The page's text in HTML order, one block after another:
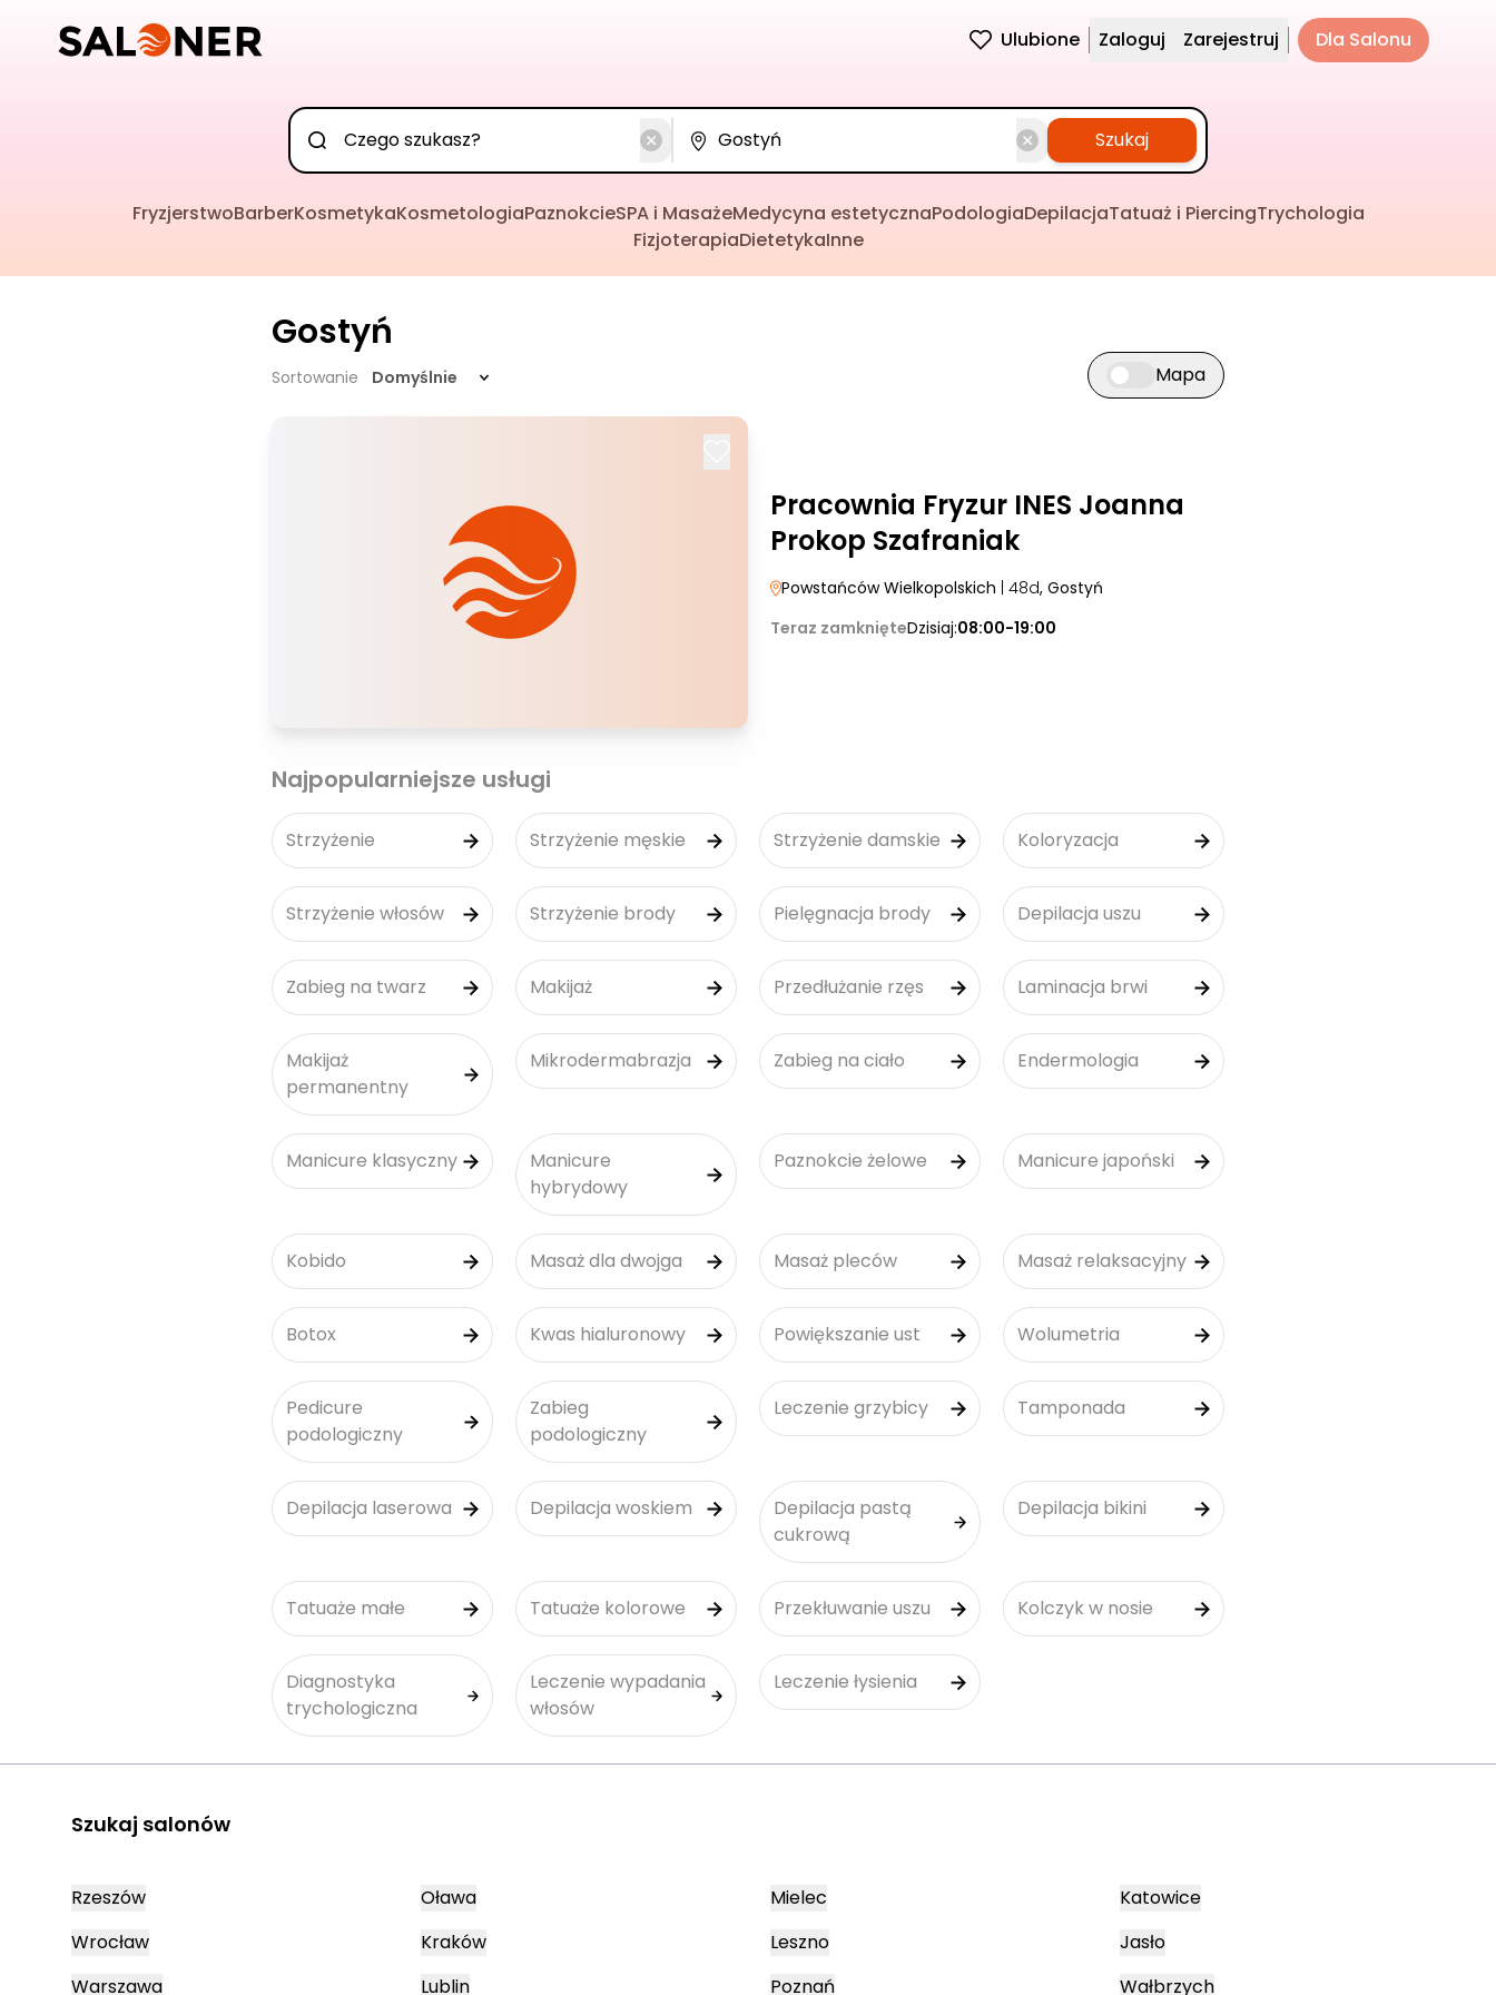
Ulubione Zaloguj Zarejestruj Dla Salonu
Szukaj
FryzjerstwoBarberKosmetykaKosmetologiaPaznokcieSPA i MasażeMedycyna estetycznaPodologiaDepilacjaTatuaż i PiercingTrychologia
FizjoterapiaDietetykaInne
Gostyń
Sortowanie Domyślnie Przełącz widok mapy
Mapa
Pracownia Fryzur INES Joanna
Prokop Szafraniak
Powstańców Wielkopolskich | 48d, Gostyń
Teraz zamknięteDzisiaj:08:00-19:00
Najpopularniejsze usługi
Strzyżenie Strzyżenie męskie Strzyżenie damskie Koloryzacja
Strzyżenie włosów Strzyżenie brody Pielęgnacja brody Depilacja uszu
Zabieg na twarz Makijaż Przedłużanie rzęs Laminacja brwi
Makijaż
permanentny
Mikrodermabrazja Zabieg na ciało Endermologia
Manicure klasyczny
Manicure
hybrydowy
Paznokcie żelowe Manicure japoński
Kobido Masaż dla dwojga Masaż pleców Masaż relaksacyjny
Botox Kwas hialuronowy Powiększanie ust Wolumetria
Pedicure
podologiczny
Zabieg
podologiczny
Leczenie grzybicy Tamponada
Depilacja laserowa Depilacja woskiem
Depilacja pastą
cukrową
Depilacja bikini
Tatuaże małe Tatuaże kolorowe Przekłuwanie uszu Kolczyk w nosie
Diagnostyka
trychologiczna
Leczenie wypadania
włosów
Leczenie łysienia
Szukaj salonów
Rzeszów
Wrocław
Warszawa
Oława
Kraków
Lublin
Mielec
Leszno
Poznań
Katowice
Jasło
Wałbrzych